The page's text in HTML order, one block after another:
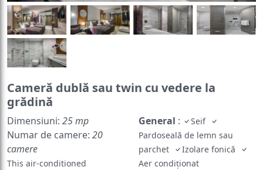
Cameră dublă sau twin cu vedere la
grădină
Dimensiuni: 25 mp
Numar de camere: 20
camere
This air-conditioned
General :
Seif
Pardoseală de lemn sau
parchet
Izolare fonică
Aer condiţionat